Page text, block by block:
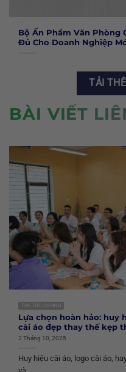
Bộ Ấn Phẩm Văn Phòng
Đủ Cho Doanh Nghiệp
TẢI
BÀI VIẾT
TIN TỨC CHUNG
Lựa chọn hoàn hảo: huy
cài áo đẹp thay thế kẹp
2 Tháng 10, 2025
Huy hiệu cài áo, logo cài áo,